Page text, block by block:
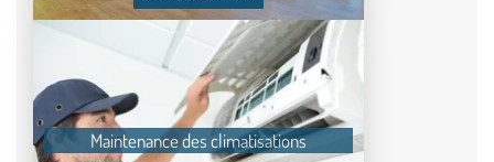
Maintenance des climatisations